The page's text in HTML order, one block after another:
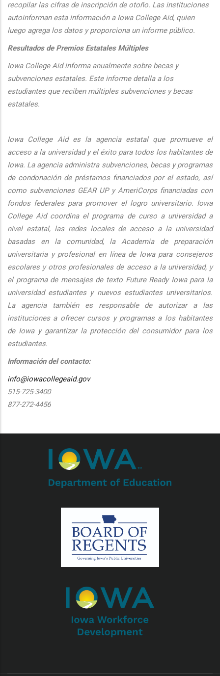
recopilar las cifras de inscripción de otoño. Las instituciones
autoinforman esta información a Iowa College Aid, quien
luego agrega los datos y proporciona un informe público.
Resultados de Premios Estatales Múltiples
Iowa College Aid informa anualmente sobre becas y
subvenciones estatales. Este informe detalla a los
estudiantes que reciben múltiples subvenciones y becas
estatales.
Iowa College Aid es la agencia estatal que promueve el
acceso a la universidad y el éxito para todos los habitantes de
Iowa. La agencia administra subvenciones, becas y programas
de condonación de préstamos financiados por el estado, así
como subvenciones GEAR UP y AmeriCorps financiadas con
fondos federales para promover el logro universitario. Iowa
College Aid coordina el programa de curso a universidad a
nivel estatal, las redes locales de acceso a la universidad
basadas en la comunidad, la Academia de preparación
universitaria y profesional en línea de Iowa para consejeros
escolares y otros profesionales de acceso a la universidad, y
el programa de mensajes de texto Future Ready Iowa para la
universidad estudiantes y nuevos estudiantes universitarios.
La agencia también es responsable de autorizar a las
instituciones a ofrecer cursos y programas a los habitantes
de Iowa y garantizar la protección del consumidor para los
estudiantes.
Información del contacto:
info@iowacollegeaid.gov
515-725-3400
877-272-4456